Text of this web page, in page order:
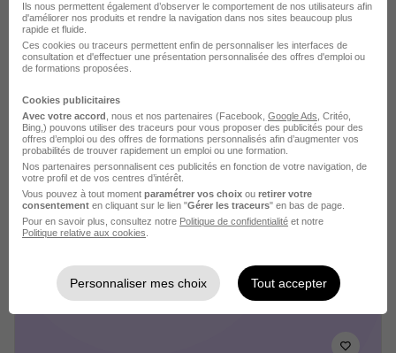
Souscripteur Rédacteur Assurances
Marchés Publics H/F
DIOT-SIACI Super recruteur
Paris - 75 CDI
40 000 - 45 000 € / an
Télétravail partiel
il y a 22 jours
Ils nous permettent également d’observer le comportement de nos utilisateurs afin
d'améliorer nos produits et rendre la navigation dans nos sites beaucoup plus
rapide et fluide.
Ces cookies ou traceurs permettent enfin de personnaliser les interfaces de
consultation et d'effectuer une présentation personnalisée des offres d'emploi ou
de formations proposées.
Cookies publicitaires
Avec votre accord , nous et nos partenaires (Facebook, Google Ads , Critéo,
Bing,) pouvons utiliser des traceurs pour vous proposer des publicités pour des
offres d’emploi ou des offres de formations personnalisés afin d’augmenter vos
probabilités de trouver rapidement un emploi ou une formation.
Nos partenaires personnalisent ces publicités en fonction de votre navigation, de
votre profil et de vos centres d’intérêt.
Vous pouvez à tout moment paramétrer vos choix ou retirer votre
consentement en cliquant sur le lien "Gérer les traceurs" en bas de page.
Pour en savoir plus, consultez notre Politique de confidentialité et notre
Politique relative aux cookies
Personnaliser mes choix Tout accepter